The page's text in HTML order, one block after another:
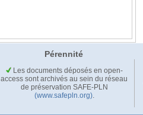
Pérennité
Les documents déposés en open-
access sont archivés au sein du réseau
de préservation SAFE-PLN
(www.safepln.org).